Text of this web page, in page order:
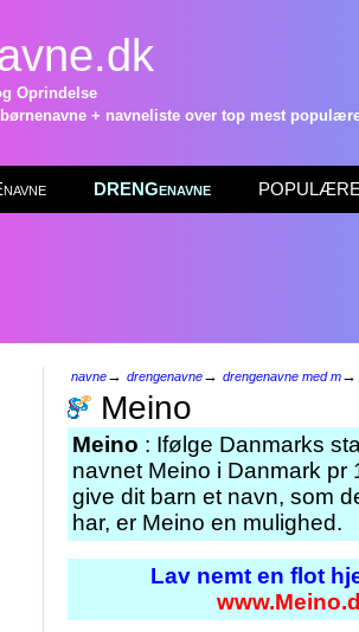
Oprindelse
+ navneliste over top mest
DRENGenavne POPULÆRE
navne→ drengenavne→ drengenavne med m
Meino
Meino : Ifølge Danmarks
navnet Meino i Danmark
give dit barn et navn, som
har, er Meino en mulighed.
Lav nemt en flot